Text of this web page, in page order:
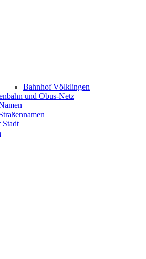
Bahnhof Völklingen
und Obus-Netz
Stadt